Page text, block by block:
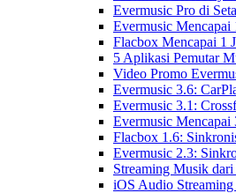
Evermusic Pro di
Evermusic Mencapai
Flacbox Mencapai 1
5 Aplikasi Pemutar
Video Promo
Evermusic 3.6:
Evermusic 3.1:
Evermusic
Flacbox 1.6:
Evermusic 2.3:
Streaming Musik
iOS Audio Streaming